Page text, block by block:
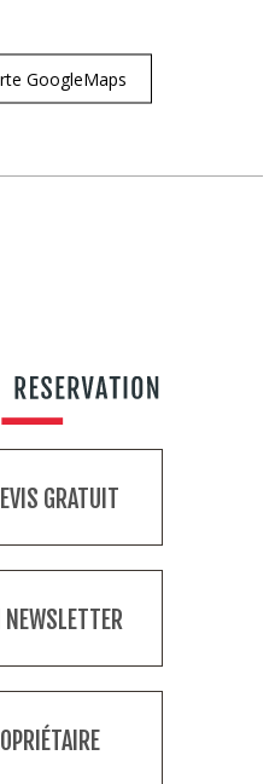
GoogleMaps
GRATUIT
NEWSLETTER